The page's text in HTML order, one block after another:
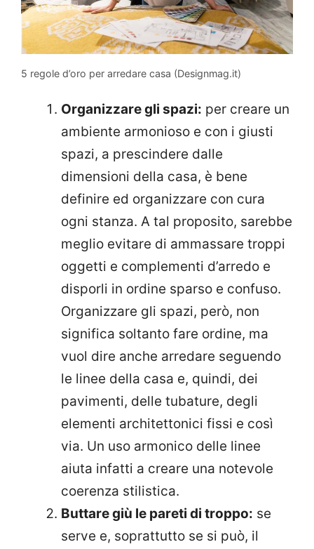
5 regole d’oro per arredare casa (Designmag.it)
Organizzare gli spazi: per creare un
ambiente armonioso e con i giusti
spazi, a prescindere dalle
dimensioni della casa, è bene
definire ed organizzare con cura
ogni stanza. A tal proposito, sarebbe
meglio evitare di ammassare troppi
oggetti e complementi d’arredo e
disporli in ordine sparso e confuso.
Organizzare gli spazi, però, non
significa soltanto fare ordine, ma
vuol dire anche arredare seguendo
le linee della casa e, quindi, dei
pavimenti, delle tubature, degli
elementi architettonici fissi e così
via. Un uso armonico delle linee
aiuta infatti a creare una notevole
coerenza stilistica.
Buttare giù le pareti di troppo: se
serve e, soprattutto se si può, il